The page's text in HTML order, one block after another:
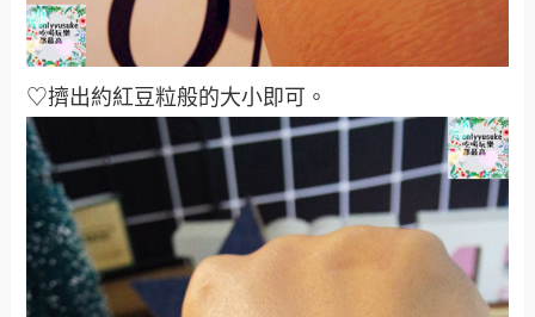
♡擠出約紅豆粒般的大小即可。